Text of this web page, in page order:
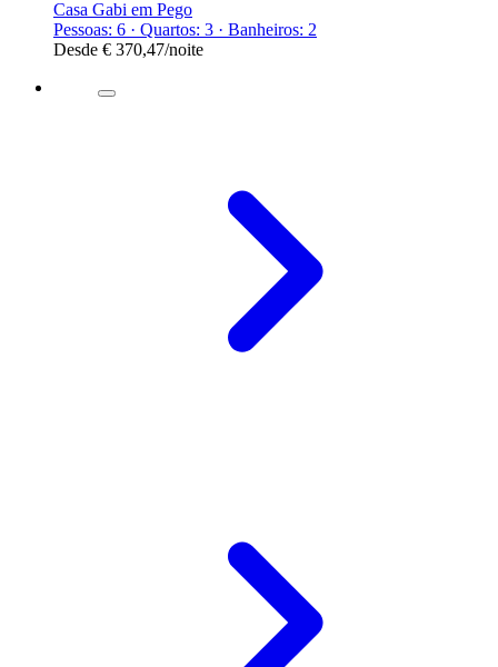
Casa Gabi em Pego
Pessoas: 6 · Quartos: 3 · Banheiros: 2
Desde € 370,47/noite